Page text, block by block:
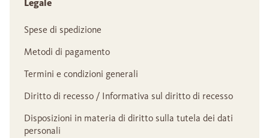
Legale
Spese di spedizione
Metodi di pagamento
Termini e condizioni generali
Diritto di recesso / Informativa sul diritto di recesso
Disposizioni in materia di diritto sulla tutela dei dati
personali